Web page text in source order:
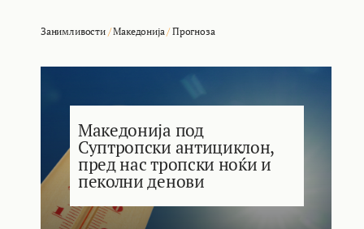
Занимливости/Македонија /Прогноза
Македонија под
Суптропски антициклон,
пред нас тропски ноќи и
пеколни денови